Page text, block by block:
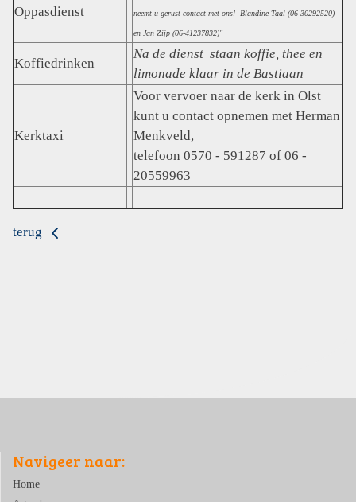
Oppasdienst
neemt u gerust contact met ons! Blandine Taal (06-30292520)
en Jan Zijp (06-41237832)"
Koffiedrinken
Na de dienst staan koffie, thee en
limonade klaar in de Bastiaan
Kerktaxi
Voor vervoer naar de kerk in Olst
kunt u contact opnemen met Herman
Menkveld,
telefoon 0570 - 591287 of 06 -
20559963
terug
Navigeer naar:
Home